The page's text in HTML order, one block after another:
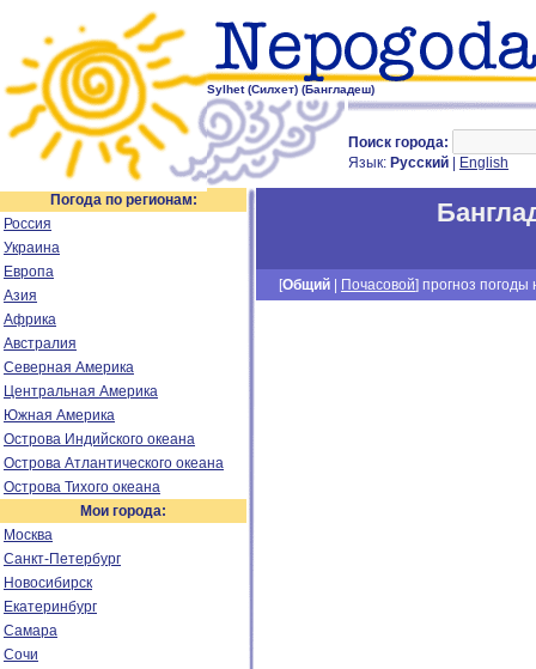
Sylhet (Силхет) (Бангладеш)
Поиск города:
Язык: Русский English
Погода по регионам:
Россия
Украина
Европа
Азия
Африка
Австралия
Северная Америка
Центральная Америка
Южная Америка
Острова Индийского океана
Острова Атлантического океана
Острова Тихого океана
Мои города:
Москва
Санкт-Петербург
Новосибирск
Екатеринбург
Самара
Сочи
[Общий Почасовой] прогноз погоды